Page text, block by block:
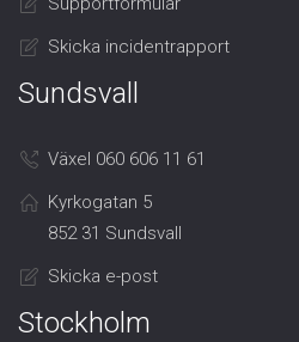
Skicka incidentrapport
Sundsvall
Växel 060 606 11 61
Kyrkogatan 5
852 31 Sundsvall
Skicka e-post
Stockholm